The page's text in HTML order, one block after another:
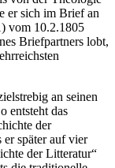
er sich im Brief an
vom 10.2.1805
Briefpartners lobt,
an seinen
entsteht das
der
später auf vier
der Litteratur“